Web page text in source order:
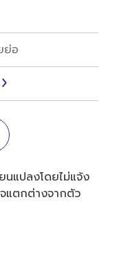
ย่อ
นแปลงโดยไม่แจ้ง
แตกต่างจากตัว